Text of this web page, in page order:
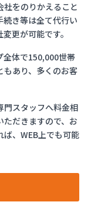
をのりかえること
き等は全て代行い
更が可能です。
全体で150,000世帯
もあり、多くのお客
門スタッフへ料金相
だきますので、お
、WEB上でも可能